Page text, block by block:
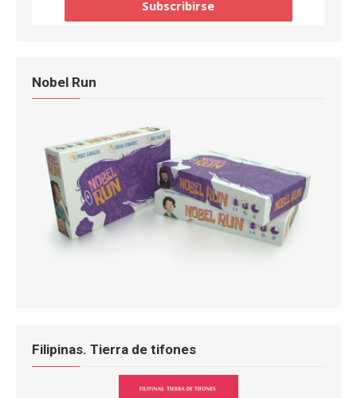
Nobel Run
Filipinas. Tierra de tifones